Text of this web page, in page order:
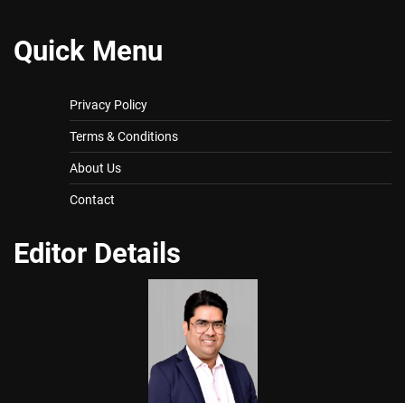
Quick Menu
Privacy Policy
Terms & Conditions
About Us
Contact
Editor Details